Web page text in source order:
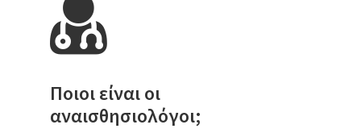
Ποιοι είναι οι
αναισθησιολόγοι;